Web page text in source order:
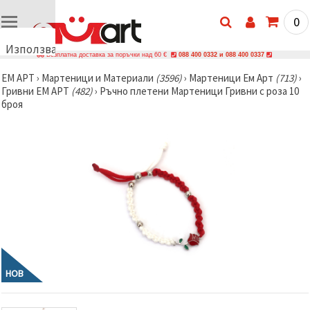
Използваме
🍪
Използваме
бисквитки
да
анализираме
трафика и
да
показваме
0
Безплатна доставка за поръчки над 60 € 088 400 0332 и 088 400 0337
ЕМ АРТ › Мартеници и Материали (3596)› Мартеници Ем Арт (713)›
Гривни ЕМ АРТ (482)› Ръчно плетени Мартеници Гривни с роза 10
броя
НОВ